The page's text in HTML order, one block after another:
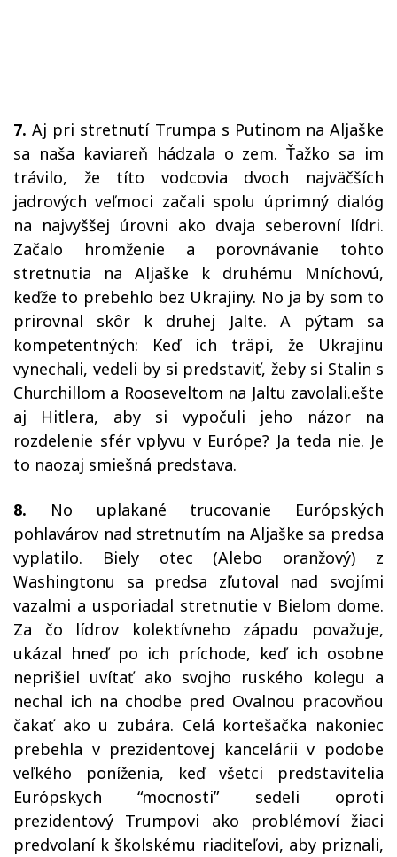
7. Aj pri stretnutí Trumpa s Putinom na Aljaške
sa naša kaviareň hádzala o zem. Ťažko sa im
trávilo, že títo vodcovia dvoch najväčších
jadrových veľmoci začali spolu úprimný dialóg
na najvyššej úrovni ako dvaja seberovní lídri.
Začalo hromženie a porovnávanie tohto
stretnutia na Aljaške k druhému Mníchovú,
keďže to prebehlo bez Ukrajiny. No ja by som to
prirovnal skôr k druhej Jalte. A pýtam sa
kompetentných: Keď ich träpi, že Ukrajinu
vynechali, vedeli by si predstaviť, žeby si Stalin s
Churchillom a Rooseveltom na Jaltu zavolali.ešte
aj Hitlera, aby si vypočuli jeho názor na
rozdelenie sfér vplyvu v Európe? Ja teda nie. Je
to naozaj smiešná predstava.
8. No uplakané trucovanie Európských
pohlavárov nad stretnutím na Aljaške sa predsa
vyplatilo. Biely otec (Alebo oranžový) z
Washingtonu sa predsa zľutoval nad svojími
vazalmi a usporiadal stretnutie v Bielom dome.
Za čo lídrov kolektívneho západu považuje,
ukázal hneď po ich príchode, keď ich osobne
neprišiel uvítať ako svojho ruského kolegu a
nechal ich na chodbe pred Ovalnou pracovňou
čakať ako u zubára. Celá kortešačka nakoniec
prebehla v prezidentovej kancelárii v podobe
veľkého poníženia, keď všetci predstavitelia
Európskych “mocnosti” sedeli oproti
prezidentový Trumpovi ako problémoví žiaci
predvolaní k školskému riaditeľovi, aby priznali,